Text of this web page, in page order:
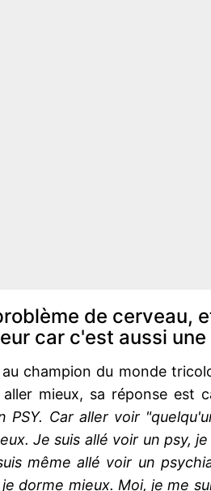
de cerveau,
car c'est aussi une
champion du monde
mieux, sa réponse est
PSY. Car aller voir
Je suis allé voir un psy, je
même allé voir un
dorme mieux. Moi, je me